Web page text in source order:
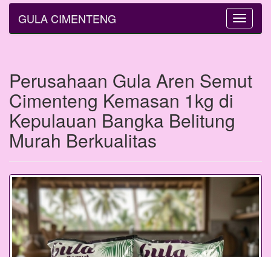
Toggle
GULA CIMENTENG
Perusahaan Gula Aren Semut
Cimenteng Kemasan 1kg di
Kepulauan Bangka Belitung
Murah Berkualitas